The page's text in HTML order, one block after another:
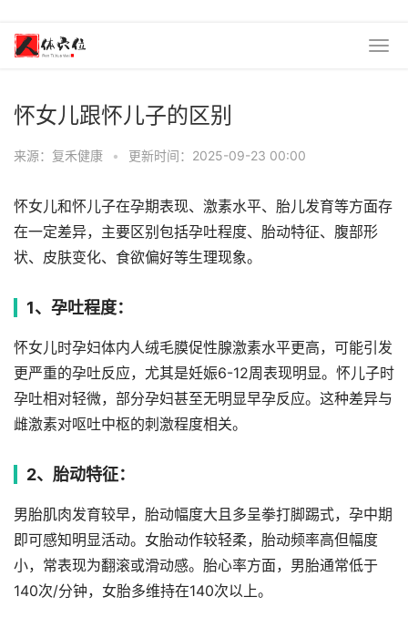
怀女儿跟怀儿子的区别
来源：复禾健康 • 更新时间：2025-09-23 00:00
怀女儿和怀儿子在孕期表现、激素水平、胎儿发育等方面存
在一定差异，主要区别包括孕吐程度、胎动特征、腹部形
状、皮肤变化、食欲偏好等生理现象。
1、孕吐程度：
怀女儿时孕妇体内人绒毛膜促性腺激素水平更高，可能引发
更严重的孕吐反应，尤其是妊娠6-12周表现明显。怀儿子时
孕吐相对轻微，部分孕妇甚至无明显早孕反应。这种差异与
雌激素对呕吐中枢的刺激程度相关。
2、胎动特征：
男胎肌肉发育较早，胎动幅度大且多呈拳打脚踢式，孕中期
即可感知明显活动。女胎动作较轻柔，胎动频率高但幅度
小，常表现为翻滚或滑动感。胎心率方面，男胎通常低于
140次/分钟，女胎多维持在140次以上。